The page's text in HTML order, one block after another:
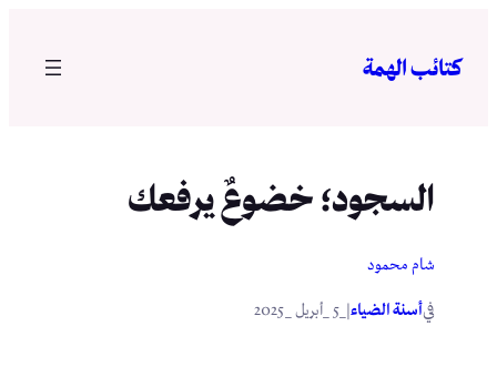
المحتوى
كتائب الهمة
السجود؛ خضوعٌ يرفعك
شام محمود
فيأسنة الضياء